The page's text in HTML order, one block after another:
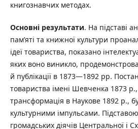
книгознавчих методах.
Основні результати. На підставі
пам’яті та книжної культури
ідеї товариства, показано
яких воно виникло,
й публікації в 1873—1892 рр.
товариства імені Шевченка 1873
трансформація в Наукове 1892 р.,
культурними імпульсами.
громадських діячів Центральної і